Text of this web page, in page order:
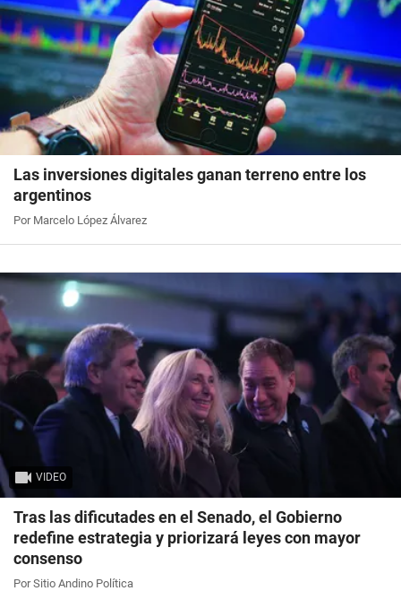
Las inversiones digitales ganan terreno entre los
argentinos
Por Marcelo López Álvarez
VIDEO
Tras las dificutades en el Senado, el Gobierno
redefine estrategia y priorizará leyes con mayor
consenso
Por Sitio Andino Política